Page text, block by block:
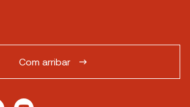
Com arribar